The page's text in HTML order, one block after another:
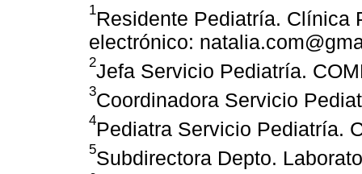
1Residente Pediatría. Clínica
electrónico:
2Jefa Servicio Pediatría.
3Coordinadora Servicio
4Pediatra Servicio Pediatría.
5Subdirectora Depto.